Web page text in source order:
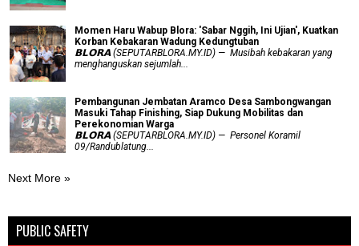
Momen Haru Wabup Blora: ​'Sabar Nggih, Ini Ujian', Kuatkan
Korban Kebakaran Wadung Kedungtuban
𝗕𝗟𝗢𝗥𝗔 (SEPUTARBLORA.MY.ID) — Musibah kebakaran yang
menghanguskan sejumlah...
Pembangunan Jembatan Aramco Desa Sambongwangan
Masuki Tahap Finishing, Siap Dukung Mobilitas dan
Perekonomian Warga
𝗕𝗟𝗢𝗥𝗔 (SEPUTARBLORA.MY.ID) — Personel Koramil
09/Randublatung...
Next More »
PUBLIC SAFETY